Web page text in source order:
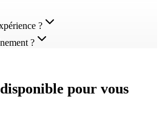
?
?
pour vous